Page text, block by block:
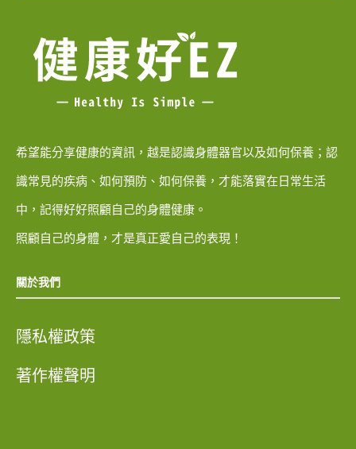
希望能分享健康的資訊，越是認識身體器官以及如何保養；認
識常見的疾病、如何預防、如何保養，才能落實在日常生活
中，記得好好照顧自己的身體健康。
照顧自己的身體，才是真正愛自己的表現！
關於我們
隱私權政策
著作權聲明